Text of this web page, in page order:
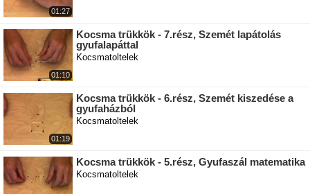
01:27
01:10
Kocsma trükkök - 7.rész, Szemét lapátolás
gyufalapáttal
Kocsmatoltelek
01:19
Kocsma trükkök - 6.rész, Szemét kiszedése a
gyufaházból
Kocsmatoltelek
Kocsma trükkök - 5.rész, Gyufaszál matematika
Kocsmatoltelek